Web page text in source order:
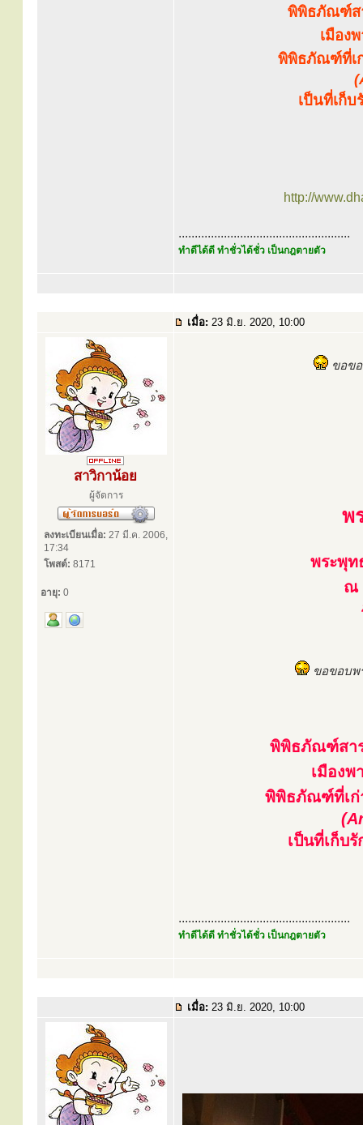
พิพิธภัณฑ์ส
เมือง
พิพิธภัณฑ์ที่เ
เป็นที่เก็
http://
.....................................................
ทำดีได้ดี ทำชั่วได้ชั่ว เป็นกฎตายตัว
เมื่อ: 23 มิ.ย. 2020, 10:00
สาวิกาน้อย
ผู้จัดการ
ลงทะเบียนเมื่อ: 27 มี.ค. 2006,
17:34
โพสต์: 8171
อายุ: 0
ขอข
พ
พระพุท
ณ
ขอขอบพ
พิพิธภัณฑ์สา
เมืองพ
พิพิธภัณฑ์ที่เก่
เป็นที่เก็บ
.....................................................
ทำดีได้ดี ทำชั่วได้ชั่ว เป็นกฎตายตัว
เมื่อ: 23 มิ.ย. 2020, 10:00